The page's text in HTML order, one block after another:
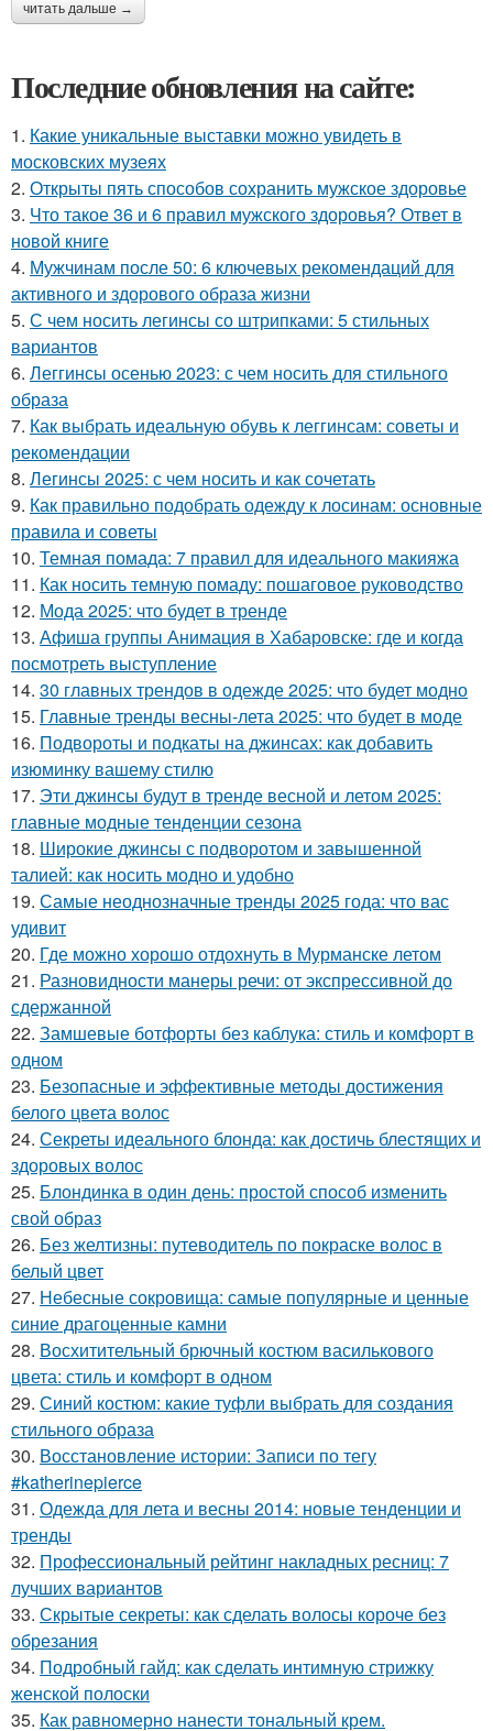
читать дальше →
Последние обновления на сайте:
1. Какие уникальные выставки можно увидеть в
московских музеях
2. Открыты пять способов сохранить мужское здоровье
3. Что такое 36 и 6 правил мужского здоровья? Ответ в
новой книге
4. Мужчинам после 50: 6 ключевых рекомендаций для
активного и здорового образа жизни
5. С чем носить легинсы со штрипками: 5 стильных
вариантов
6. Леггинсы осенью 2023: с чем носить для стильного
образа
7. Как выбрать идеальную обувь к леггинсам: советы и
рекомендации
8. Легинсы 2025: с чем носить и как сочетать
9. Как правильно подобрать одежду к лосинам: основные
правила и советы
10. Темная помада: 7 правил для идеального макияжа
11. Как носить темную помаду: пошаговое руководство
12. Мода 2025: что будет в тренде
13. Афиша группы Анимация в Хабаровске: где и когда
посмотреть выступление
14. 30 главных трендов в одежде 2025: что будет модно
15. Главные тренды весны-лета 2025: что будет в моде
16. Подвороты и подкаты на джинсах: как добавить
изюминку вашему стилю
17. Эти джинсы будут в тренде весной и летом 2025:
главные модные тенденции сезона
18. Широкие джинсы с подворотом и завышенной
талией: как носить модно и удобно
19. Самые неоднозначные тренды 2025 года: что вас
удивит
20. Где можно хорошо отдохнуть в Мурманске летом
21. Разновидности манеры речи: от экспрессивной до
сдержанной
22. Замшевые ботфорты без каблука: стиль и комфорт в
одном
23. Безопасные и эффективные методы достижения
белого цвета волос
24. Секреты идеального блонда: как достичь блестящих и
здоровых волос
25. Блондинка в один день: простой способ изменить
свой образ
26. Без желтизны: путеводитель по покраске волос в
белый цвет
27. Небесные сокровища: самые популярные и ценные
синие драгоценные камни
28. Восхитительный брючный костюм василькового
цвета: стиль и комфорт в одном
29. Синий костюм: какие туфли выбрать для создания
стильного образа
30. Восстановление истории: Записи по тегу
#katherinepierce
31. Одежда для лета и весны 2014: новые тенденции и
тренды
32. Профессиональный рейтинг накладных ресниц: 7
лучших вариантов
33. Скрытые секреты: как сделать волосы короче без
обрезания
34. Подробный гайд: как сделать интимную стрижку
женской полоски
35. Как равномерно нанести тональный крем.